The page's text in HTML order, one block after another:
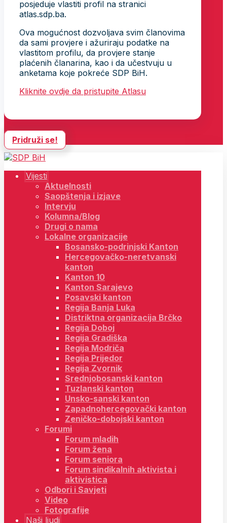
posjeduje vlastiti profil na stranici
atlas.sdp.ba.
Ova mogućnost dozvoljava svim članovima
da sami provjere i ažuriraju podatke na
vlastitom profilu, da provjere stanje
plaćenih članarina, kao i da učestvuju u
anketama koje pokreće SDP BiH.
Kliknite ovdje da pristupite Atlasu
Pridruži se!
Vijesti
Aktuelnosti
Saopštenja i izjave
Intervju
Kolumna/Blog
Drugi o nama
Lokalne organizacije
Bosansko-podrinjski Kanton
Hercegovačko-neretvanski
kanton
Kanton 10
Kanton Sarajevo
Posavski kanton
Regija Banja Luka
Distriktna organizacija Brčko
Regija Doboj
Regija Gradiška
Regija Modriča
Regija Prijedor
Regija Zvornik
Srednjobosanski kanton
Tuzlanski kanton
Unsko-sanski kanton
Zapadnohercegovački kanton
Zeničko-dobojski kanton
Forumi
Forum mladih
Forum žena
Forum seniora
Forum sindikalnih aktivista i
aktivistica
Odbori i Savjeti
Video
Fotografije
Naši ljudi